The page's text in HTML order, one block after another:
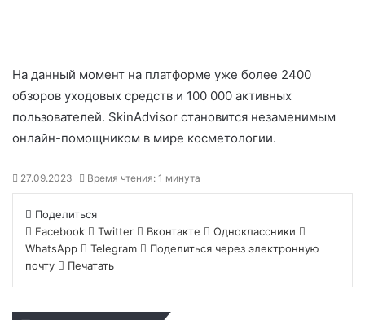
На данный момент на платформе уже более 2400
обзоров уходовых средств и 100 000 активных
пользователей. SkinAdvisor становится незаменимым
онлайн-помощником в мире косметологии.
27.09.2023 Время чтения: 1 минута
Поделиться
Facebook
Twitter Вконтакте
Одноклассники
WhatsApp
Telegram
Поделиться через электронную
почту
Печатать